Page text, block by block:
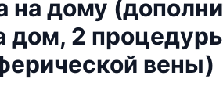
на дому
дом, 2
вены)